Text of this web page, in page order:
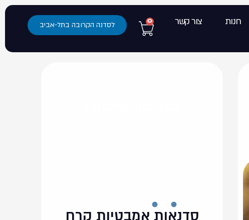
חנות צור קשר 0 לסדנה הקרובה בתל-אביב
סדנאות אמבטיות קרח